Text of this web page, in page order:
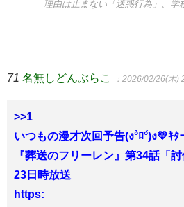
理由は止まない「迷惑行為」、学
71 名無しどんぶらこ ：2026/02/26(木)
>>1
いつもの漫才次回予告(ง°̀ﾛ°́)ง💛ｷﾀ
『葬送のフリーレン』第34話「
23日時放送
https: